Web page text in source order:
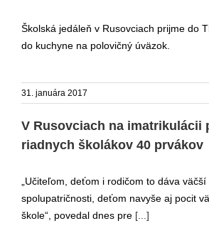
Školská jedáleň v Rusovciach prijme do
do kuchyne na polovičný úväzok.
31. januára 2017
V Rusovciach na imatrikulácii
riadnych školákov 40 prvákov
„Učiteľom, deťom i rodičom to dáva väčší
spolupatričnosti, deťom navyše aj pocit
škole“, povedal dnes pre [...]